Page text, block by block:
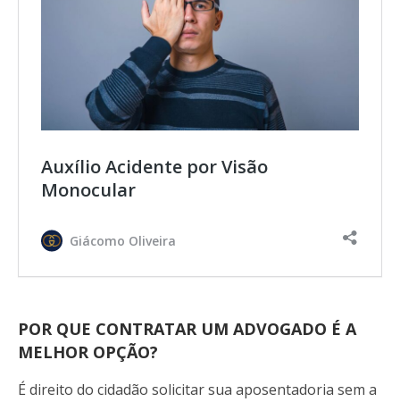
Auxílio Acidente por Visão
Monocular
Giácomo Oliveira
POR QUE CONTRATAR UM ADVOGADO É A
MELHOR OPÇÃO?
É direito do cidadão solicitar sua aposentadoria sem a